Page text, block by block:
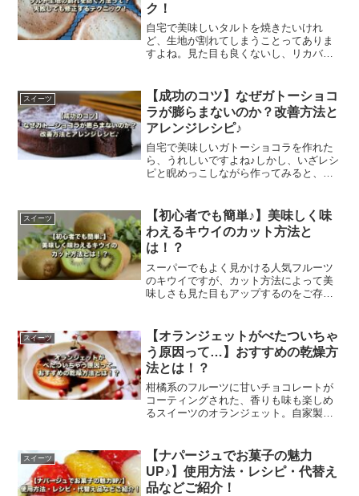
ク！
自宅で美味しいタルトを焼きたいけれ
ど、生地が割れてしまうことってありま
すよね。見た目も良くないし、リカバリ
法や、失敗しても修正するテクニックを
ご紹介します。
スイーツ
【成功のコツ】なぜガトーショコ
ラが膨らまないのか？改善方法と
アレンジレシピ♪
自宅で美味しいガトーショコラを作れた
ら、うれしいですよね♪しかし、いざレシ
ピと睨めっこしながら作ってみると、な
善方法や、アレンジレシピをご紹介しま
す。
スイーツ
【初心者でも簡単♪】美味しく味
わえるキウイのカット方法と
は！？
スーパーでもよく見かける人気フルーツ
のキウイですが、カット方法によって美
味しさも見た目もアップするのをご存知
日から使えるキウイを美味しく味わえる
方法をご紹介します。
スイーツ
【オランジェットがべたついちゃ
う原因って…】おすすめの乾燥方
法とは！？
柑橘系のフルーツに甘いチョコレートが
コーティングされた、香りも味も楽しめ
るスイーツのオランジェット。自家製で
果的な乾燥方法や作り方などをご紹介し
ます。
スイーツ
【ナパージュでお菓子の魅力
UP♪】使用方法・レシピ・代替え
品などご紹介！